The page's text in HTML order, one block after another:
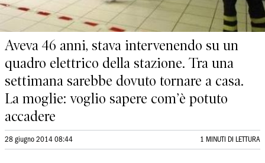
Aveva 46 anni, stava intervenendo su un
quadro elettrico della stazione. Tra una
settimana sarebbe dovuto tornare a casa.
La moglie: voglio sapere com’è potuto
accadere
28 giugno 2014 08:44 1 MINUTI DI LETTURA